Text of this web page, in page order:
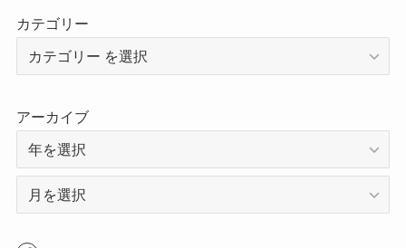
カテゴリー
アーカイブ
ー
カ